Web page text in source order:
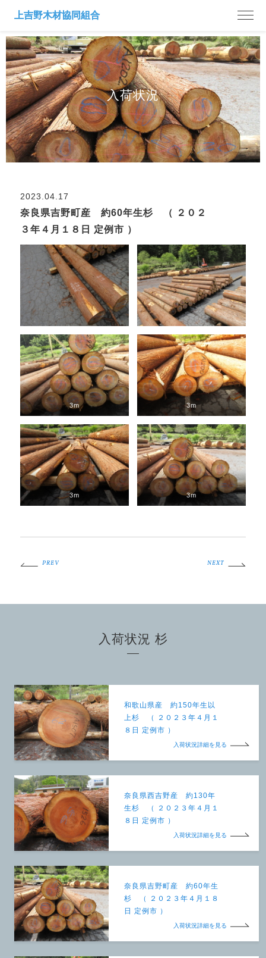
入荷状況
2023.04.17
奈良県吉野町産 約60年生杉 （ ２０２
３年４月１８日 定例市 ）
3m 3m
3m 3m
PREV NEXT
入荷状況 杉
和歌山県産 約150年生以
上杉 （ ２０２３年４月１
８日 定例市 ）
入荷状況詳細を見る
奈良県西吉野産 約130年
生杉 （ ２０２３年４月１
８日 定例市 ）
入荷状況詳細を見る
奈良県吉野町産 約60年生
杉 （ ２０２３年４月１８
日 定例市 ）
入荷状況詳細を見る